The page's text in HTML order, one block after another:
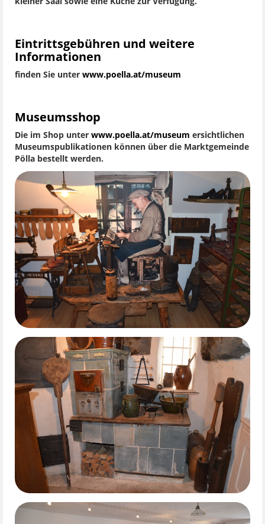
Eintrittsgebühren und weitere
Informationen
finden Sie unter www.poella.at/museum
Museumsshop
Die im Shop unter www.poella.at/museum ersichtlichen
Museumspublikationen können über die Marktgemeinde
Pölla bestellt werden.